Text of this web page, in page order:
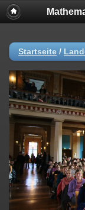
Startseite /